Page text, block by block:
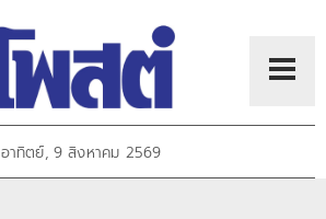
อาทิตย์, 9 สิงหาคม 2569